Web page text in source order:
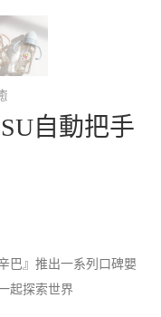
自動把手
巴』推出一系列口碑嬰
起探索世界